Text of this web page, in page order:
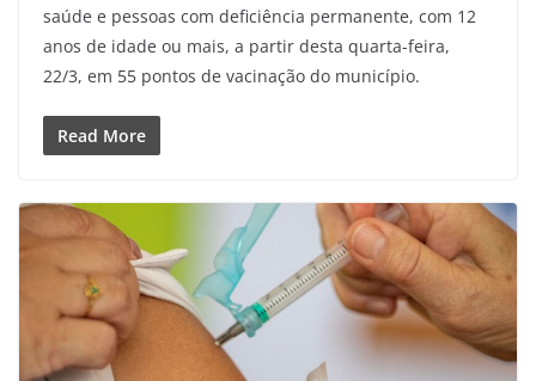
saúde e pessoas com deficiência permanente, com 12
anos de idade ou mais, a partir desta quarta-feira,
22/3, em 55 pontos de vacinação do município.
Read More